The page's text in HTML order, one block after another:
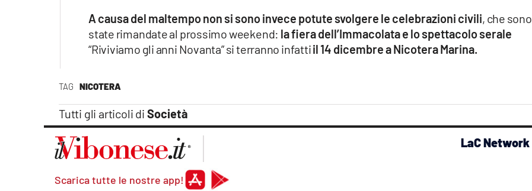
TAG NICOTERA
Tutti gli articoli di Società
A causa del maltempo non si sono invece potute svolgere le celebrazioni civili, che sono
state rimandate al prossimo weekend: la fiera dell’Immacolata e lo spettacolo serale
“Riviviamo gli anni Novanta” si terranno infattiil 14 dicembre a Nicotera Marina.
Scarica tutte le nostre app!
LaC Network